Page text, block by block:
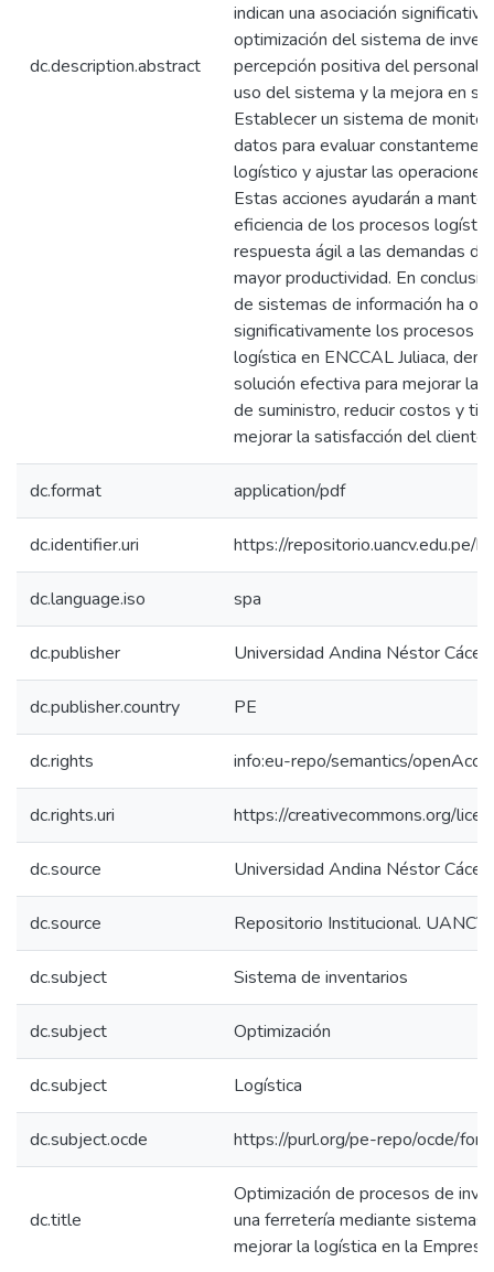
dc.description.abstract
indican una asociación
optimización del sistema de
percepción positiva del personal
uso del sistema y la mejora en
Establecer un sistema de
datos para evaluar
logístico y ajustar las
Estas acciones ayudarán a
eficiencia de los procesos
respuesta ágil a las demandas
mayor productividad. En
de sistemas de información ha
significativamente los procesos
logística en ENCCAL Juliaca,
solución efectiva para mejorar la
de suministro, reducir costos y
mejorar la satisfacción del cliente.
dc.format application/pdf
dc.identifier.uri https://repositorio.uancv.edu.pe/
dc.language.iso spa
dc.publisher Universidad Andina Néstor
dc.publisher.country PE
dc.rights info:eu-repo/semantics/
dc.rights.uri https://creativecommons.org/
dc.source Universidad Andina Néstor
dc.source Repositorio Institucional. UANCV
dc.subject Sistema de inventarios
dc.subject Optimización
dc.subject Logística
dc.subject.ocde https://purl.org/pe-repo/ocde/
dc.title
Optimización de procesos de
una ferretería mediante sistemas
mejorar la logística en la